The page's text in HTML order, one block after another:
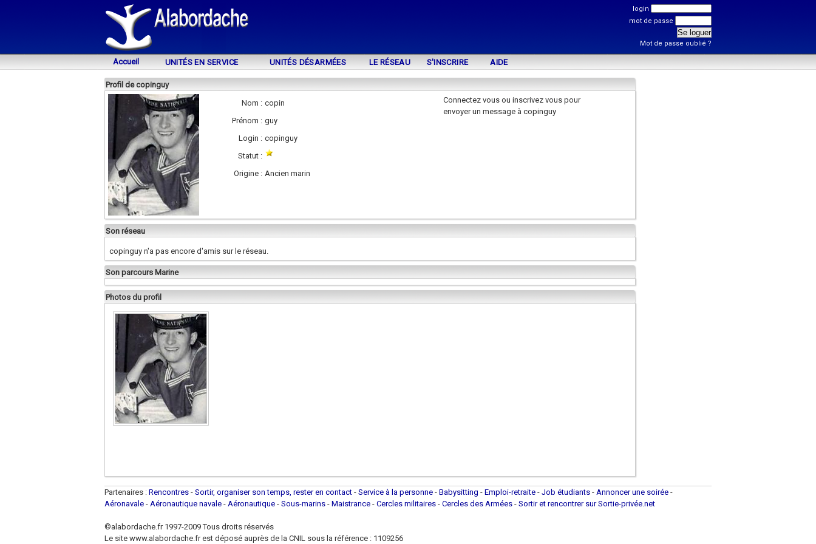
login
mot de passe
Mot de passe oublié ?
Accueil UNITÉS EN SERVICE UNITÉS DÉSARMÉES LE RÉSEAU S'INSCRIRE AIDE
Profil de copinguy
Nom : copin
Prénom : guy
Login : copinguy
Statut :
Origine : Ancien marin
Connectez vous ou inscrivez vous pour
envoyer un message à copinguy
Son réseau
copinguy n'a pas encore d'amis sur le réseau.
Son parcours Marine
Photos du profil
Partenaires : Rencontres - Sortir, organiser son temps, rester en contact - Service à la personne - Babysitting - Emploi-retraite - Job étudiants - Annoncer une soirée -
Aéronavale - Aéronautique navale - Aéronautique - Sous-marins - Maistrance - Cercles militaires - Cercles des Armées - Sortir et rencontrer sur Sortie-privée.net
©alabordache.fr 1997-2009 Tous droits réservés
Le site www.alabordache.fr est déposé auprès de la CNIL sous la référence : 1109256